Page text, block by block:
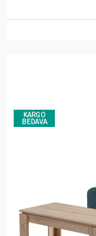
KARGO
BEDAVA